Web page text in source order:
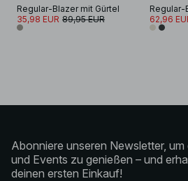
Regular-Blazer mit Gürtel
35,98 EUR 89,95 EUR
62,96
Abonniere unseren Newsletter,
und Events zu genießen – und
deinen ersten Einkauf!